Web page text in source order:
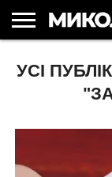
НОВИНИ
НОВИНИ
МИКОЛАЄВА
МИКОЛАЇВСЬКА
ОБЛАСТЬ
НОВИНИ
СПОРТУ
УКРАЇНА
ТА СВІТ
НОВИНИ
КОМПАНІЙ
АСТРОЛОГІЯ
СВЯТА
В
КОРИСНІ
СТАТТІ
УСІ